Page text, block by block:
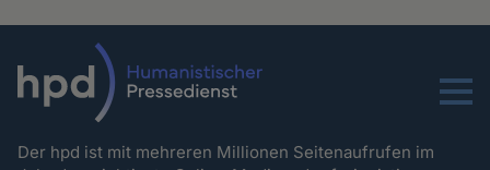
Menu
Der hpd ist mit mehreren Millionen Seitenaufrufen im